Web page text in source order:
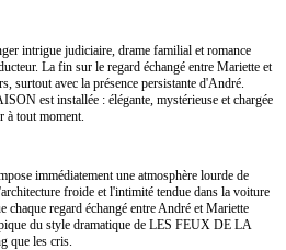
intrigue judiciaire, drame familial et romance
La fin sur le regard échangé entre Mariette et
surtout avec la présence persistante d'André.
est installée : élégante, mystérieuse et chargée
à tout moment.
immédiatement une atmosphère lourde de
froide et l'intimité tendue dans la voiture
chaque regard échangé entre André et Mariette
du style dramatique de LES FEUX DE LA
que les cris.